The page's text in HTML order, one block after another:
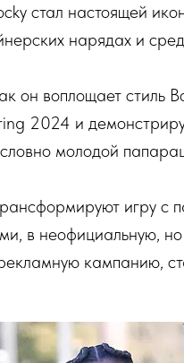
стал настоящей
нарядах и
он воплощает стиль
2024 и
молодой
игру с
в неофициальную,
кампанию,